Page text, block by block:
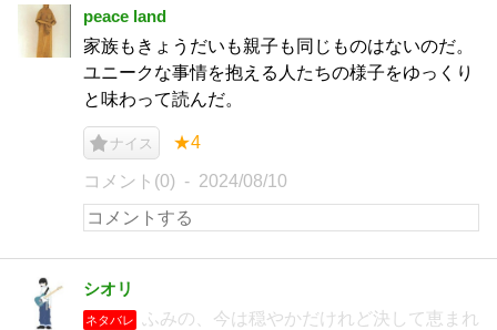
peace land
家族もきょうだいも親子も同じものはないのだ。
ユニークな事情を抱える人たちの様子をゆっくり
と味わって読んだ。
ナイス ★4
コメント(0) 2024/08/10
シオリ
ネタバレ
ふみの、今は穏やかだけれど決して恵まれ